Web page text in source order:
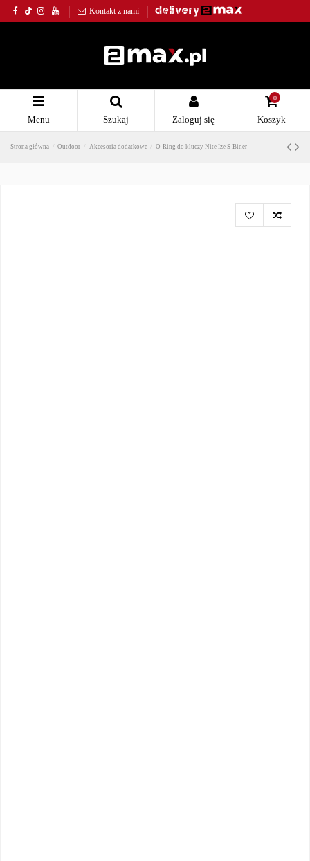
Kontakt z nami
Menu Szukaj Zaloguj się
0
Koszyk
Strona główna Outdoor Akcesoria dodatkowe O-Ring do kluczy Nite Ize S-Biner